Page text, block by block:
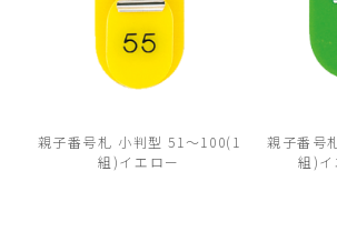
親子番号札 小判型 51～100(1
組)イエロー
親子番号
組)イ